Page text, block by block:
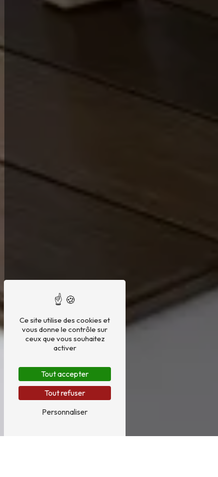
Ce site utilise des cookies et
vous donne le contrôle sur
ceux que vous souhaitez
activer
Tout accepter
Tout refuser
Personnaliser